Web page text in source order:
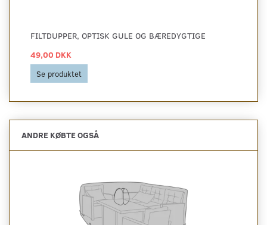
FILTDUPPER, OPTISK GULE OG BÆREDYGTIGE
49,00 DKK
Se produktet
ANDRE KØBTE OGSÅ